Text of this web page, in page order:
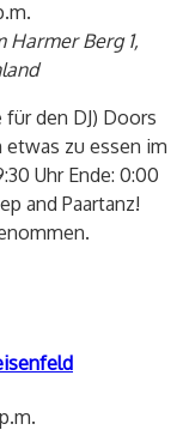
Harmer Berg 1,
den DJ) Doors
etwas zu essen im
Uhr Ende: 0:00
and Paartanz!